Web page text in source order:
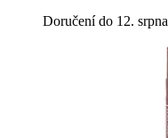
Doručení do 12. srpna